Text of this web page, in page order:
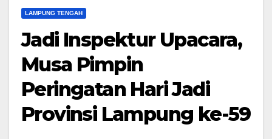
LAMPUNG TENGAH
Jadi Inspektur Upacara,
Musa Pimpin
Peringatan Hari Jadi
Provinsi Lampung ke-59